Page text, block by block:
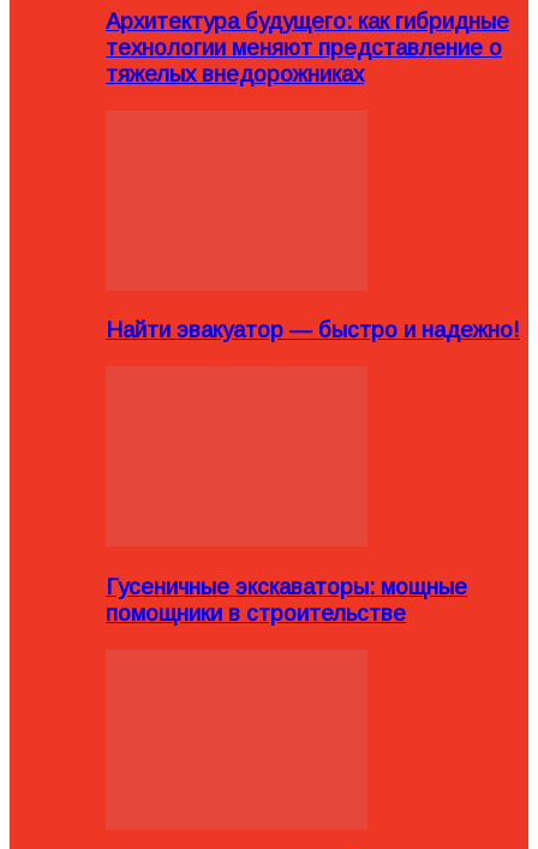
Архитектура будущего: как гибридные
технологии меняют представление о
тяжелых внедорожниках
Найти эвакуатор — быстро и надежно!
Гусеничные экскаваторы: мощные
помощники в строительстве